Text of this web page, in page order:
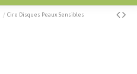
Cire Disques Peaux Sensibles